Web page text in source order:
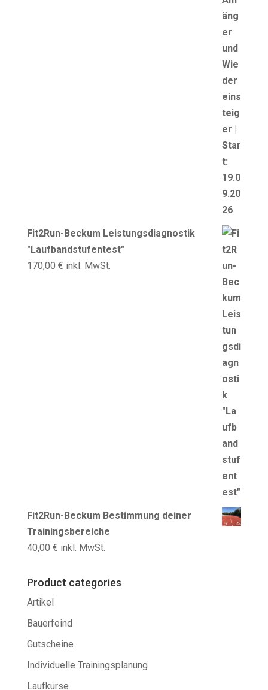
Fit2Run-Beckum Leistungsdiagnostik
"Laufbandstufentest"
170,00 € inkl. MwSt.
Fit2Run-Beckum Bestimmung deiner
Trainingsbereiche
40,00 € inkl. MwSt.
Product categories
Artikel
Bauerfeind
Gutscheine
Individuelle Trainingsplanung
Laufkurse